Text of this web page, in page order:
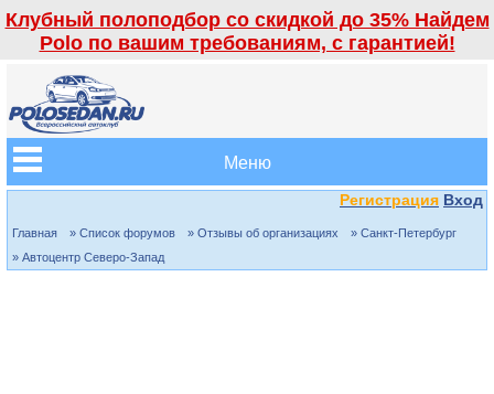
Клубный полоподбор со скидкой до 35% Найдем
Polo по вашим требованиям, с гарантией!
Меню
Регистрация Вход
Главная » Список форумов » Отзывы об организациях
» Санкт-Петербург
» Автоцентр Северо-Запад